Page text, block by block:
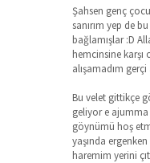
Şahsen genç
sanırım yep de
bağlamışlar :D
hemcinsine
alışamadım
Bu velet gittikçe
geliyor e ajumma
göynümü hoş
yaşında
haremim yerini